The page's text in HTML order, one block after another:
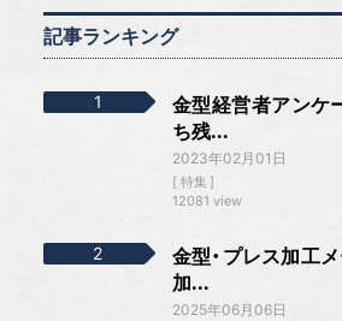
記事ランキング
金型経営者アンケ
ち残...
2023年02月01日
特集
12081 view
金型・プレス加工
加...
2025年06月06日